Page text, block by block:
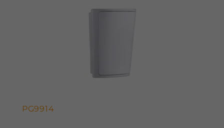
PG9914